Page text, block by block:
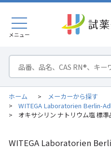
メニュー
ホーム > メーカーから探す
> WITEGA Laboratorien Berlin-
> オキサシリン ナトリウム塩 標準
WITEGA Laboratorien